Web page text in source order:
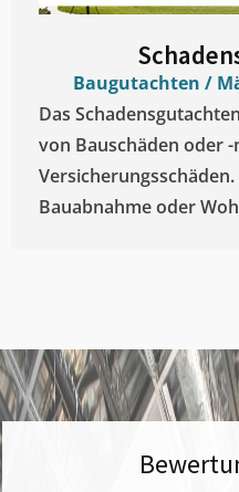
Baugutachten /
Das
von Bauschäden oder
Bauabnahme oder